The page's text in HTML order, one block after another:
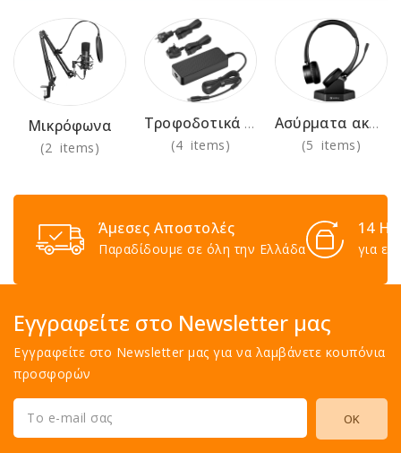
Μικρόφωνα
(2 items)
Τροφοδοτικά 230V
(4 items)
Ασύρματα ακουστικά για χρήση στο γραφείο
(5 items)
Άμεσες Αποστολές
Παραδίδουμε σε όλη την Ελλάδα
14
για
Εγγραφείτε στο Newsletter μας
Εγγραφείτε στο Newsletter μας για να λαμβάνετε κουπόνια
προσφορών